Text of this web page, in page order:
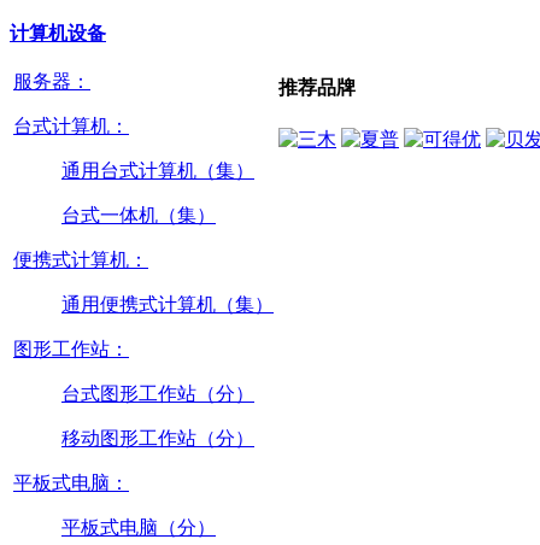
计算机设备
服务器：
台式计算机：
通用台式计算机（集）
台式一体机（集）
便携式计算机：
通用便携式计算机（集）
图形工作站：
台式图形工作站（分）
移动图形工作站（分）
平板式电脑：
平板式电脑（分）
推荐品牌